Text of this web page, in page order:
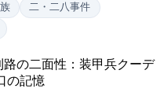
二・二八事件
路の二面性：装甲兵クーデ
の記憶